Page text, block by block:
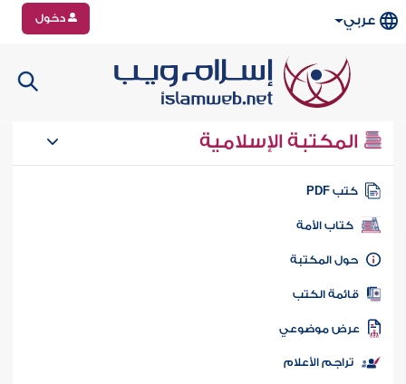
عربي دخول
المكتبة الإسلامية
كتب PDF
كتاب الأمة
المكتبة
الكتب
موضوعي